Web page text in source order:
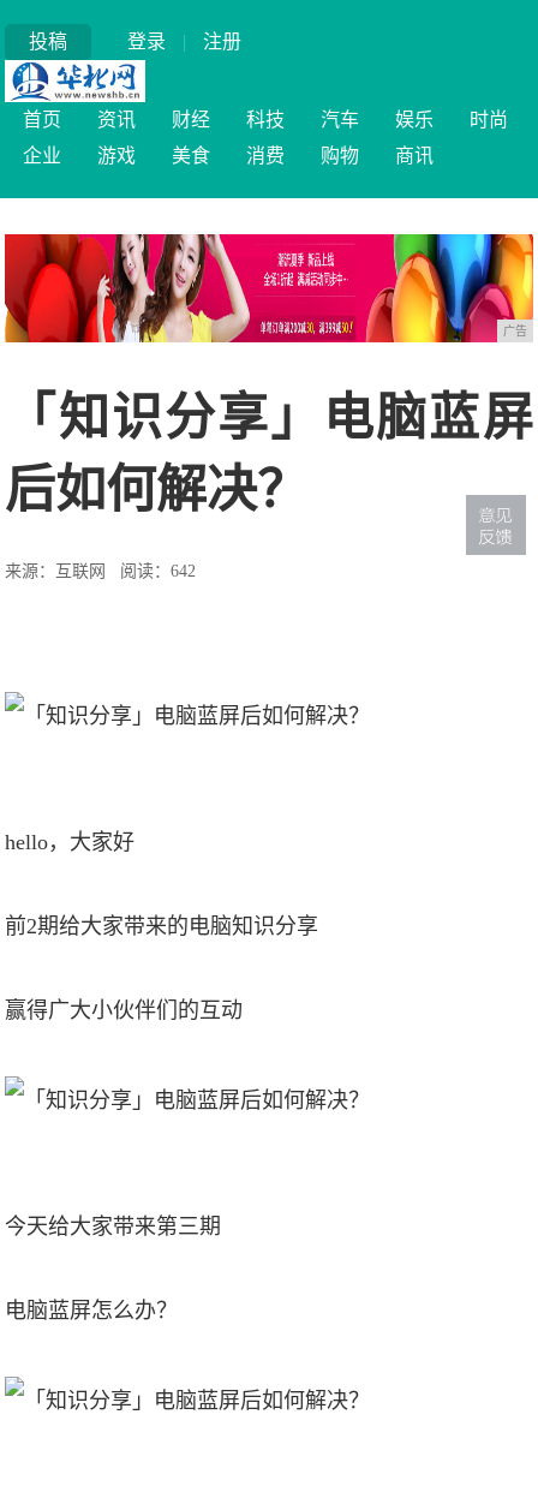
投稿 登录 | 注册
首页 资讯 财经 科技 汽车 娱乐
时尚
企业
游戏 美食 消费 购物 商讯
广告
「知识分享」电脑蓝屏
后如何解决？
来源：互联网 阅读：642
hello，大家好
前2期给大家带来的电脑知识分享
赢得广大小伙伴们的互动
今天给大家带来第三期
电脑蓝屏怎么办？